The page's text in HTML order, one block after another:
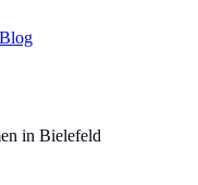
Blog
in Bielefeld